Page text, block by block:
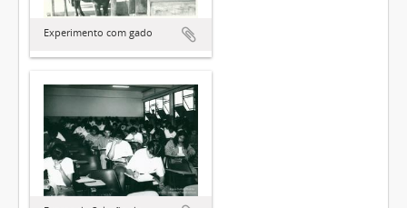
Experimento com gado